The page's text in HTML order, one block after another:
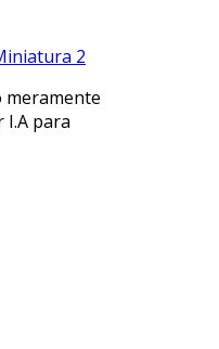
meramente
para